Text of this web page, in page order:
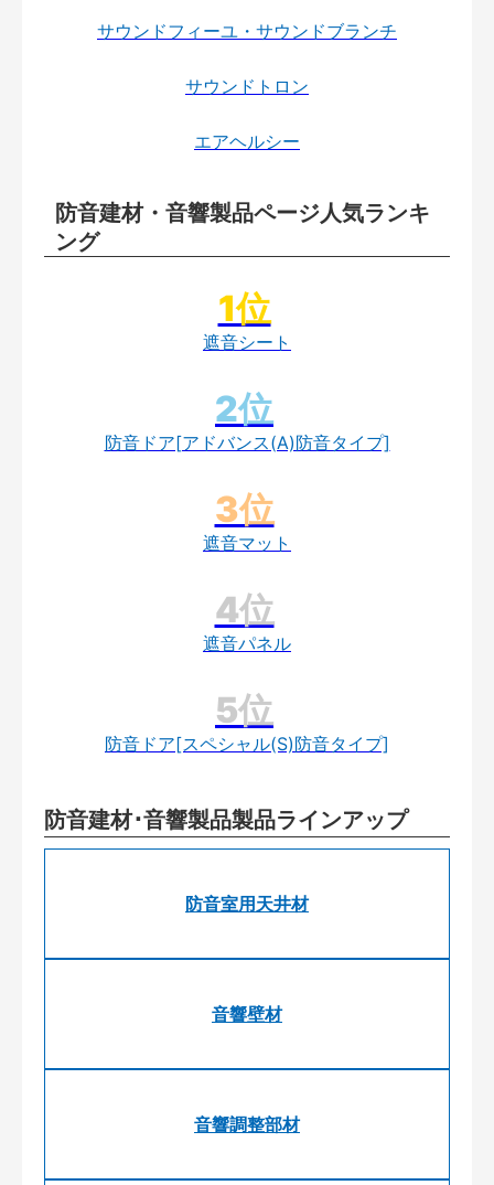
サウンドフィーユ・サウンドブランチ
サウンドトロン
エアヘルシー
防音建材・音響製品ページ人気ランキ
ング
遮音シート
防音ドア[アドバンス(A)防音タイプ]
遮音マット
遮音パネル
防音ドア[スペシャル(S)防音タイプ]
防音建材･音響製品製品ラインアップ
防音室用天井材
音響壁材
音響調整部材